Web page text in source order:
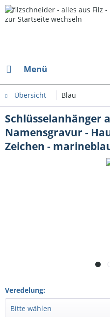
Menü
Übersicht Blau
Schlüsselanhänger
Namensgravur -
Zeichen -
Veredelung: